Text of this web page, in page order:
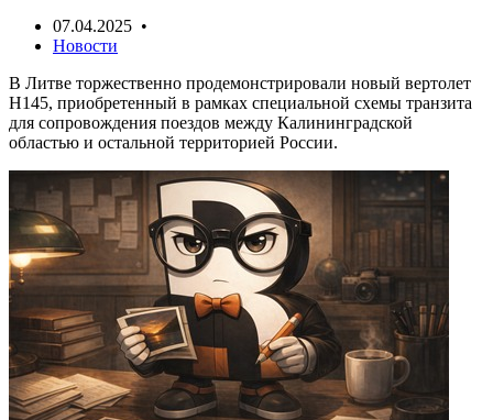
07.04.2025 •
Новости
В Литве торжественно продемонстрировали новый вертолет
H145, приобретенный в рамках специальной схемы транзита
для сопровождения поездов между Калининградской
областью и остальной территорией России.